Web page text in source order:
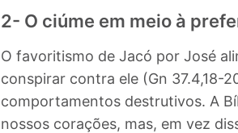
2- O ciúme em meio à
O favoritismo de Jacó por José
conspirar contra ele (Gn 37.4,18-
comportamentos destrutivos. A
nossos corações, mas, em vez